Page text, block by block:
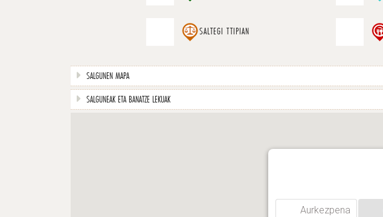
SALTEGI TTIPIAN
SALGUNEN MAPA
SALGUNEAK ETA BANATZE LEKUAK
Aurkezpena